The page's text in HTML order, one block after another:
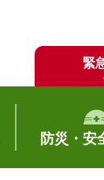
緊
防災・安